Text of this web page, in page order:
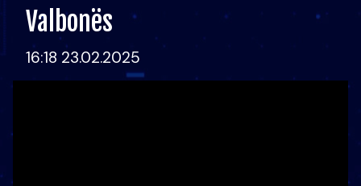
Valbonës
16:18 23.02.2025